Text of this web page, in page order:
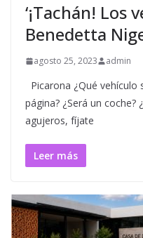
‘¡Tachán! Los
Benedetta
agosto 25, 2023 admin
Picarona ¿Qué vehículo
página? ¿Será un coche?
agujeros, fíjate
Leer más